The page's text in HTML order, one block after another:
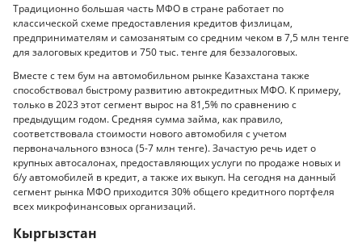
Традиционно большая часть МФО в стране работает по
классической схеме предоставления кредитов физлицам,
предпринимателям и самозанятым со средним чеком в 7,5 млн тенге
для залоговых кредитов и 750 тыс. тенге для беззалоговых.
Вместе с тем бум на автомобильном рынке Казахстана также
способствовал быстрому развитию автокредитных МФО. К примеру,
только в 2023 этот сегмент вырос на 81,5% по сравнению с
предыдущим годом. Средняя сумма займа, как правило,
соответствовала стоимости нового автомобиля с учетом
первоначального взноса (5-7 млн тенге). Зачастую речь идет о
крупных автосалонах, предоставляющих услуги по продаже новых и
б/у автомобилей в кредит, а также их выкуп. На сегодня на данный
сегмент рынка МФО приходится 30% общего кредитного портфеля
всех микрофинансовых организаций.
Кыргызстан